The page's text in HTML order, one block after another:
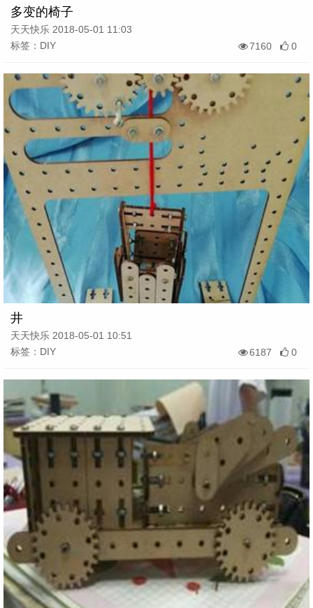
多变的椅子
天天快乐 2018-05-01 11:03
标签：DIY
7160 0
井
天天快乐 2018-05-01 10:51
标签：DIY
6187 0